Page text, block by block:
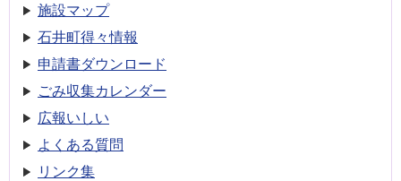
施設マップ
石井町得々情報
申請書ダウンロード
ごみ収集カレンダー
広報いしい
よくある質問
リンク集